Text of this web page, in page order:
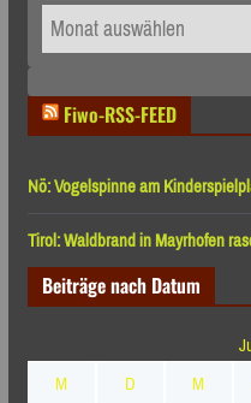
Archiv
nach
Fiwo-RSS-FEED
Nö: Vogelspinne am
Tirol: Waldbrand in Mayrhofen
Beiträge nach Datum
M
D M